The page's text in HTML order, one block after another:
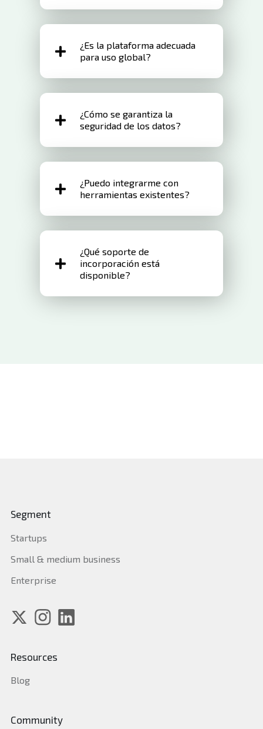
manuales, ahorrando tiempo y
¿Es la plataforma adecuada
para uso global?
respalda operaciones globales.
¿Cómo se garantiza la
seguridad de los datos?
con cifrado y auditorías periódicas.
¿Puedo integrarme con
herramientas existentes?
software empresarial líder.
¿Qué soporte de
incorporación está
disponible?
Segment
Startups
Small & medium business
Enterprise
Resources
Blog
Community